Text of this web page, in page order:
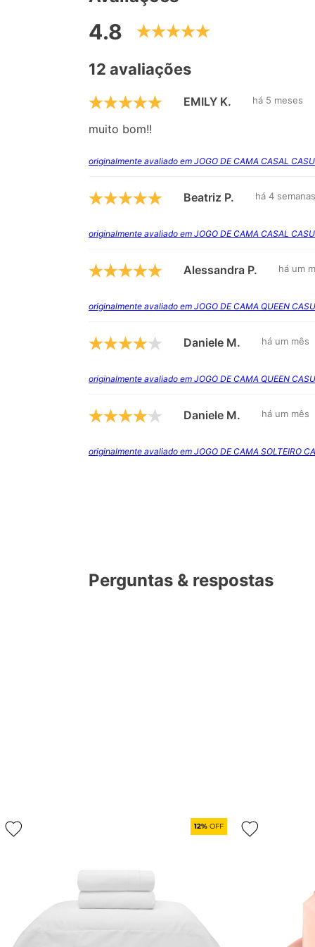
4.8
12 avaliações
EMILY K. há 5 meses
muito bom!!
originalmente avaliado em JOGO DE CAMA CASAL
Beatriz P. há 4 semanas
originalmente avaliado em JOGO DE CAMA CASAL
Alessandra P. há um
originalmente avaliado em JOGO DE CAMA QUEEN
Daniele M. há um mês
originalmente avaliado em JOGO DE CAMA QUEEN
Daniele M. há um mês
originalmente avaliado em JOGO DE CAMA SOLTEIRO
Perguntas & respostas
12% OFF